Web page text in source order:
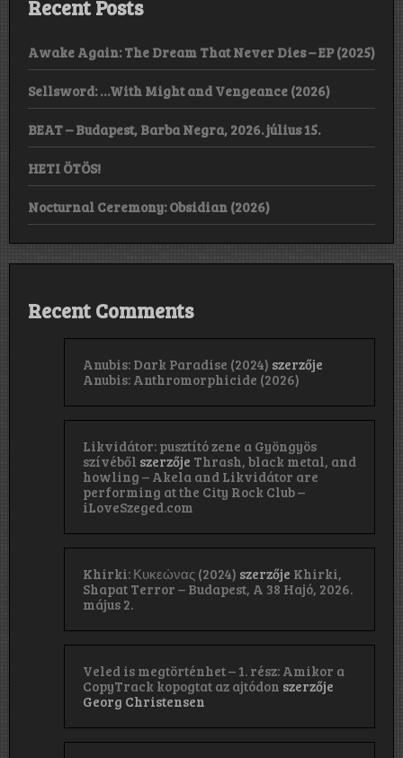
Recent Posts
Awake Again: The Dream That Never Dies – EP (2025)
Sellsword: …With Might and Vengeance (2026)
BEAT – Budapest, Barba Negra, 2026. július 15.
HETI ÖTÖS!
Nocturnal Ceremony: Obsidian (2026)
Recent Comments
Anubis: Dark Paradise (2024) szerzője
Anubis: Anthromorphicide (2026)
Likvidátor: pusztító zene a Gyöngyös
szívéből szerzője Thrash, black metal, and
howling – Akela and Likvidátor are
performing at the City Rock Club –
iLoveSzeged.com
Khirki: Κ​υ​κ​ε​ώ​ν​α​ς (2024) szerzője Khirki,
Shapat Terror – Budapest, A 38 Hajó, 2026.
május 2.
Veled is megtörténhet – 1. rész: Amikor a
CopyTrack kopogtat az ajtódon szerzője
Georg Christensen